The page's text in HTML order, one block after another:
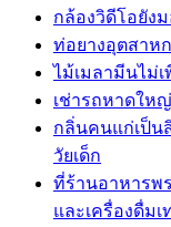
กล้องวิดีโอยัง
ท่อยางอุตสาห
ไม้เมลามีนไม่
เช่ารถหาดให
กลิ่นคนแก่เป็น
วัยเด็ก
ที่ร้านอาหารพ
และเครื่องดื่ม